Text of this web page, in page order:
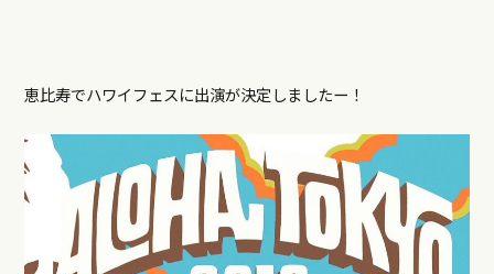
恵比寿でハワイフェスに出演が決定しましたー！